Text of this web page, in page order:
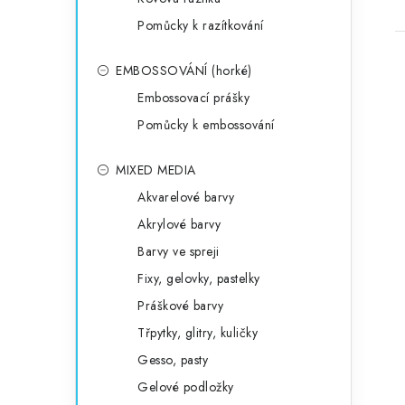
Pomůcky k razítkování
EMBOSSOVÁNÍ (horké)
Embossovací prášky
Pomůcky k embossování
MIXED MEDIA
Akvarelové barvy
Akrylové barvy
Barvy ve spreji
Fixy, gelovky, pastelky
Práškové barvy
Třpytky, glitry, kuličky
Gesso, pasty
Gelové podložky